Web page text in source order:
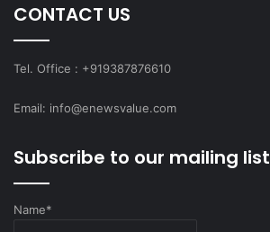
CONTACT US
Tel. Office : +919387876610
Email: info@enewsvalue.com
Subscribe to our mailing list
Name*